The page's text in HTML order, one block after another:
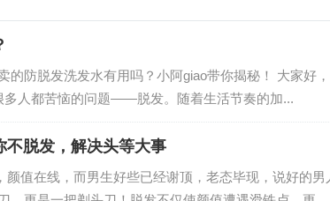
的防脱发洗发水有用吗？小阿giao带你揭秘！ 大家好，
多人都苦恼的问题——脱发。随着生活节奏的加...
不脱发，解决头等大事
值在线，而男生好些已经谢顶，老态毕现，说好的男